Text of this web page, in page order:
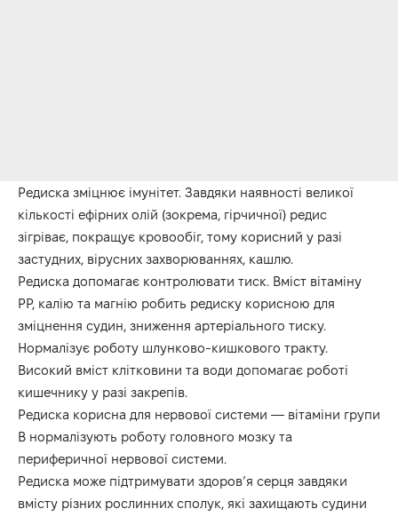
Редиска зміцнює імунітет. Завдяки наявності великої
кількості ефірних олій (зокрема, гірчичної) редис
зігріває, покращує кровообіг, тому корисний у разі
застудних, вірусних захворюваннях, кашлю.
Редиска допомагає контролювати тиск. Вміст вітаміну
PP, калію та магнію робить редиску корисною для
зміцнення судин, зниження артеріального тиску.
Нормалізує роботу шлунково-кишкового тракту.
Високий вміст клітковини та води допомагає роботі
кишечнику у разі закрепів.
Редиска корисна для нервової системи — вітаміни групи
В нормалізують роботу головного мозку та
периферичної нервової системи.
Редиска може підтримувати здоров’я серця завдяки
вмісту різних рослинних сполук, які захищають судини